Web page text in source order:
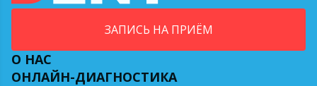
ЗАПИСЬ НА ПРИЁМ
О НАС
ОНЛАЙН-ДИАГНОСТИКА